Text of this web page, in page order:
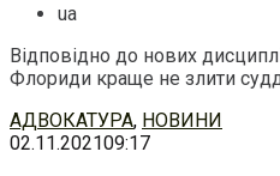
ua
Відповідно до нових
Флориди краще не злити
Перейти
до
АДВОКАТУРА, НОВИНИ
02.11.202109:17